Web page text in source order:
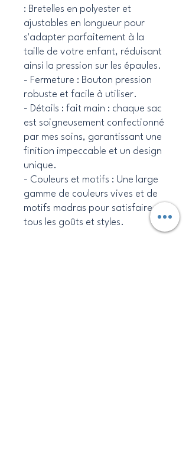
: Bretelles en polyester et
ajustables en longueur pour
s'adapter parfaitement à la
taille de votre enfant, réduisant
ainsi la pression sur les épaules.
- Fermeture : Bouton pression
robuste et facile à utiliser.
- Détails : fait main : chaque sac
est soigneusement confectionné
par mes soins, garantissant une
finition impeccable et un design
unique.
- Couleurs et motifs : Une large
gamme de couleurs vives et de
motifs madras pour satisfaire
tous les goûts et styles.